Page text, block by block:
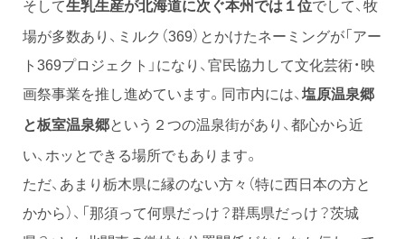
そして生乳生産が北海道に次ぐ本州では１位でして、牧
場が多数あり、ミルク（369）とかけたネーミングが「アー
ト369プロジェクト」になり、官民協力して文化芸術・映
画祭事業を推し進めています。同市内には、 塩原温泉郷
と板室温泉郷という２つの温泉街があり、都心から近
い、ホッとできる場所でもあります。
ただ、あまり栃木県に縁のない方々（特に西日本の方と
かから）、「那須って何県だっけ？群馬県だっけ？茨城